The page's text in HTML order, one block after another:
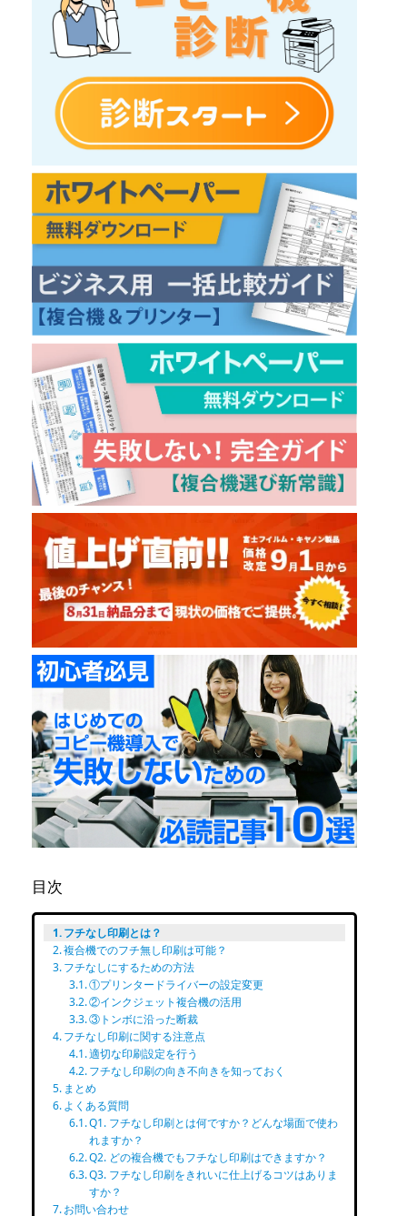
目次
フチなし印刷とは？
複合機でのフチ無し印刷は可能？
フチなしにするための方法
①プリンタードライバーの設定変更
②インクジェット複合機の活用
③トンボに沿った断裁
フチなし印刷に関する注意点
適切な印刷設定を行う
フチなし印刷の向き不向きを知っておく
まとめ
よくある質問
Q1. フチなし印刷とは何ですか？どんな場面で使わ
れますか？
Q2. どの複合機でもフチなし印刷はできますか？
Q3. フチなし印刷をきれいに仕上げるコツはありま
すか？
お問い合わせ